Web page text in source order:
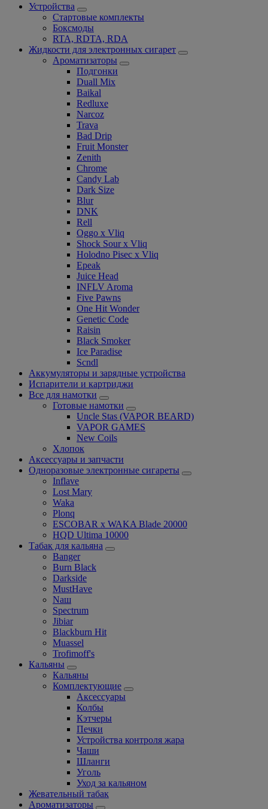
Устройства
Стартовые комплекты
Боксмоды
RTA, RDTA, RDA
Жидкости для электронных сигарет
Ароматизаторы
Подгонки
Duall Mix
Baikal
Redluxe
Narcoz
Trava
Bad Drip
Fruit Monster
Zenith
Chrome
Candy Lab
Dark Size
Blur
DNK
Rell
Oggo x Vliq
Shock Sour x Vliq
Holodno Pisec x Vliq
Epeak
Juice Head
INFLV Aroma
Five Pawns
One Hit Wonder
Genetic Code
Raisin
Black Smoker
Ice Paradise
Scndl
Аккумуляторы и зарядные устройства
Испарители и картриджи
Все для намотки
Готовые намотки
Uncle Stas (VAPOR BEARD)
VAPOR GAMES
New Coils
Хлопок
Аксессуары и запчасти
Одноразовые электронные сигареты
Inflave
Lost Mary
Waka
Plonq
ESCOBAR x WAKA Blade 20000
HQD Ultima 10000
Табак для кальяна
Banger
Burn Black
Darkside
MustHave
Nаш
Spectrum
Jibiar
Blackburn Hit
Muassel
Trofimoff's
Кальяны
Кальяны
Комплектующие
Аксессуары
Колбы
Кэтчеры
Печки
Устройства контроля жара
Чаши
Шланги
Уголь
Уход за кальяном
Жевательный табак
Ароматизаторы